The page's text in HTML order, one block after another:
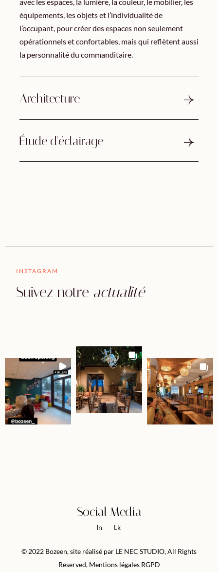
équipements, les objets et l’individualité de
l’occupant, pour créer des espaces non seulement
opérationnels et confortables, mais qui reflètent aussi
la personnalité du commanditaire.
Architecture
Étude d'éclairage
INSTAGRAM
Suivez notre actualité
Social Media
In Lk
© 2022 Bozeen, site réalisé par LE NEC STUDIO, All Rights
Reserved, Mentions légales RGPD